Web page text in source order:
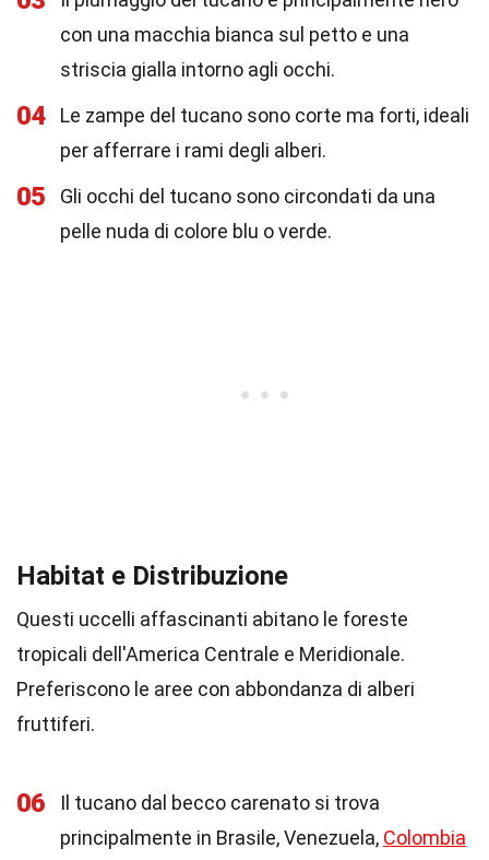
con una macchia bianca sul petto e una
striscia gialla intorno agli occhi.
04
Le zampe del tucano sono corte ma forti, ideali
per afferrare i rami degli alberi.
05
Gli occhi del tucano sono circondati da una
pelle nuda di colore blu o verde.
Habitat e Distribuzione
Questi uccelli affascinanti abitano le foreste
tropicali dell'America Centrale e Meridionale.
Preferiscono le aree con abbondanza di alberi
fruttiferi.
06
Il tucano dal becco carenato si trova
principalmente in Brasile, Venezuela, Colombia